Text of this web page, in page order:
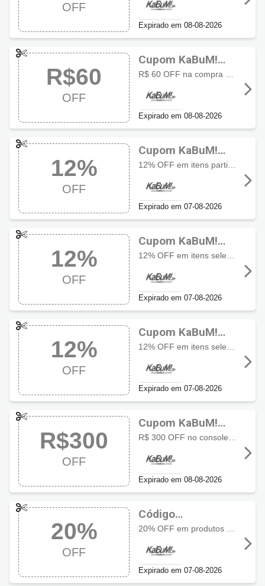
OFF
Expirado em 08-08-2026
R$60
OFF
Cupom KaBuM!
com R$60 OFF
Expirado em 08-08-2026
12%
OFF
Cupom KaBuM!
com 12% OFF
Expirado em 07-08-2026
12%
OFF
Cupom KaBuM!
com 12% OFF
12% OFF em itens selecionados de climatização usando o cupom, aproveite a oferta especial por tempo limitado
Expirado em 07-08-2026
12%
OFF
Cupom KaBuM!
com 12% OFF
Expirado em 07-08-2026
R$300
OFF
Cupom KaBuM!
com R$300 OFF
Expirado em 08-08-2026
20%
OFF
Código
promocional
OFF
Expirado em 07-08-2026